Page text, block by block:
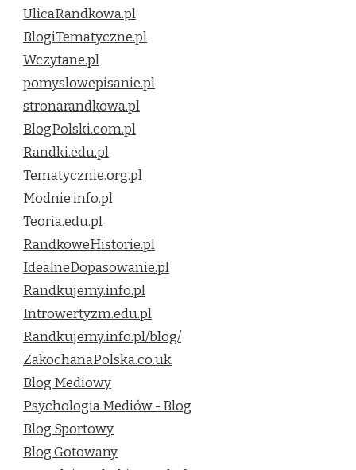
UlicaRandkowa.pl
BlogiTematyczne.pl
Wczytane.pl
pomyslowepisanie.pl
stronarandkowa.pl
BlogPolski.com.pl
Randki.edu.pl
Tematycznie.org.pl
Modnie.info.pl
Teoria.edu.pl
RandkoweHistorie.pl
IdealneDopasowanie.pl
Randkujemy.info.pl
Introwertyzm.edu.pl
Randkujemy.info.pl/blog/
ZakochanaPolska.co.uk
Blog Mediowy
Psychologia Mediów - Blog
Blog Sportowy
Blog Gotowany